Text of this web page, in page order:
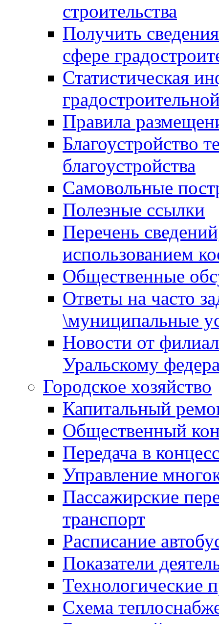
строительства
Получить
сфере
Статистическая
Правила
Благоустройство
благоустройства
Самовольные
Полезные ссылки
Перечень
использованием
Общественные
Ответы на часто
\муниципальные
Новости от
Уральскому
Городское хозяйство
Капитальный
Общественный
Передача в
Управление
Пассажирские
транспорт
Расписание
Показатели
Технологические
Схема